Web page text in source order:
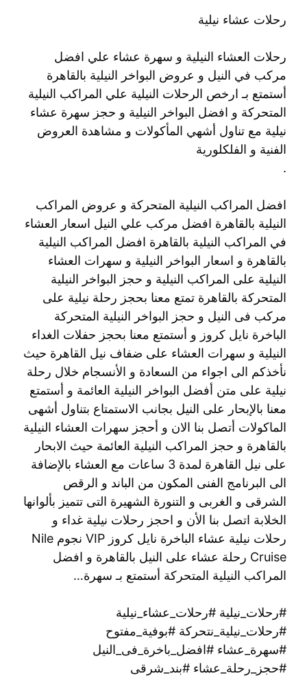
رحلات عشاء نيلية
رحلات العشاء النيلية و سهرة عشاء علي افضل
مركب في النيل و عروض البواخر النيلية بالقاهرة
أستمتع بـ ارخص الرحلات النيلية علي المراكب النيلية
المتحركة و افضل البواخر النيلية و حجز سهرة عشاء
نيلية مع تناول أشهي المأكولات و مشاهدة العروض
الفنية و الفلكلورية
.
افضل المراكب النيلية المتحركة و عروض المراكب
النيلية بالقاهرة افضل مركب علي النيل اسعار العشاء
في المراكب النيلية بالقاهرة افضل المراكب النيلية
بالقاهرة و اسعار البواخر النيلية و سهرات العشاء
النيلية على المراكب النيلية و حجز البواخر النيلية
المتحركة بالقاهرة تمتع معنا بحجز رحلة نيلية على
مركب فى النيل و حجز البواخر النيلية المتحركة
الباخرة نايل كروز و أستمتع معنا بحجز حفلات الغداء
النيلية و سهرات العشاء على ضفاف نيل القاهرة حيث
نأخذكم الى اجواء من السعادة و الأنسجام خلال رحلة
نيلية على متن أفضل البواخر النيلية العائمة و أستمتع
معنا بالإبحار على النيل بجانب الاستمتاع بتناول أشهى
الماكولات أتصل بنا الان و أحجز سهرات العشاء النيلية
بالقاهرة و حجز المراكب النيلية العائمة حيث الابحار
على نيل القاهرة لمدة 3 ساعات مع العشاء بالإضافة
الى البرنامج الفنى المكون من الباند و الرقص
الشرقى و الغربى و التنورة الشهيرة التى تتميز بألوانها
الخلابة اتصل بنا الأن و احجز رحلات نيلية غداء و
رحلات نيلية عشاء الباخرة نايل كروز VIP نجوم Nile
Cruise رحلة عشاء على النيل بالقاهرة و افضل
المراكب النيلية المتحركة أستمتع بـ سهرة…
#رحلات_نيلية #رحلات_عشاء_نيلية
#رحلات_نيلية_نتحركة #بوفية_مفتوح
#سهرة_عشاء #افضل_باخرة_فى_النيل
#حجز_رحلة_عشاء #بند_شرقى